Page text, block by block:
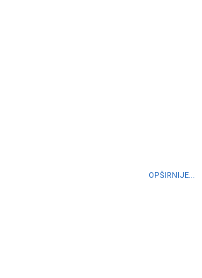
OPŠIRNIJE...